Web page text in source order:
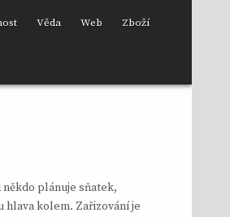
Věda Web Zboží
někdo plánuje sňatek,
hlava kolem. Zařizování je